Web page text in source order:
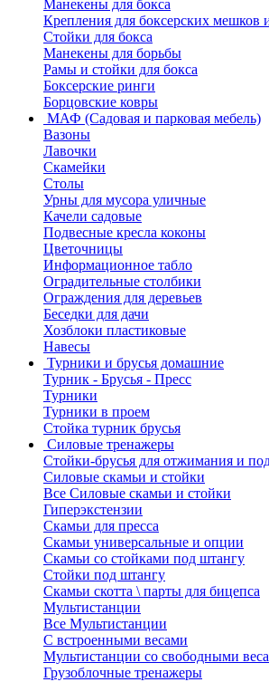
Манекены для бокса
Крепления для боксерских мешков
Стойки для бокса
Манекены для борьбы
Рамы и стойки для бокса
Боксерские ринги
Борцовские ковры
МАФ (Садовая и парковая мебель)
Вазоны
Лавочки
Скамейки
Столы
Урны для мусора уличные
Качели садовые
Подвесные кресла коконы
Цветочницы
Информационное табло
Оградительные столбики
Ограждения для деревьев
Беседки для дачи
Хозблоки пластиковые
Навесы
Турники и брусья домашние
Турник - Брусья - Пресс
Турники
Турники в проем
Стойка турник брусья
Силовые тренажеры
Стойки-брусья для отжимания и
Силовые скамьи и стойки
Все Силовые скамьи и стойки
Гиперэкстензии
Скамьи для пресса
Скамьи универсальные и опции
Скамьи со стойками под штангу
Стойки под штангу
Скамьи скотта \ парты для бицепса
Мультистанции
Все Мультистанции
С встроенными весами
Мультистанции со свободными
Грузоблочные тренажеры